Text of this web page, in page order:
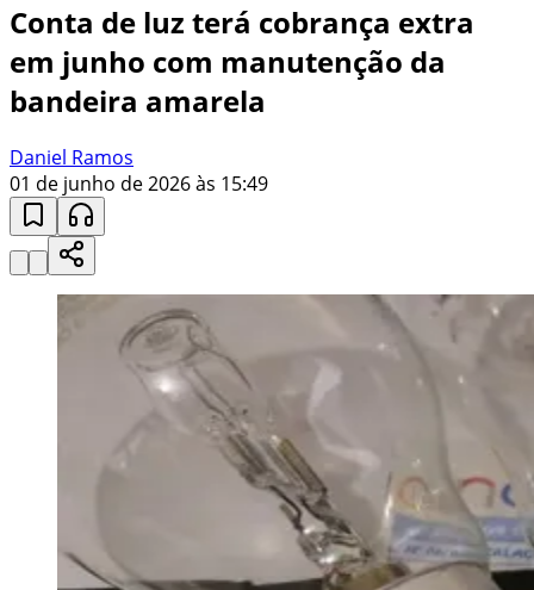
Conta de luz terá cobrança extra
em junho com manutenção da
bandeira amarela
Daniel Ramos
01 de junho de 2026 às 15:49